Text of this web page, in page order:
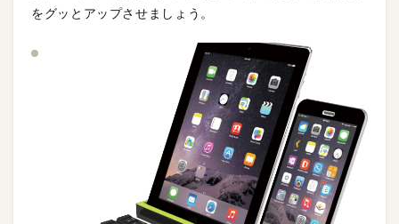
をグッとアップさせましょう。